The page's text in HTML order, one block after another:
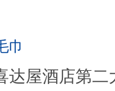
巾
达屋酒店第二